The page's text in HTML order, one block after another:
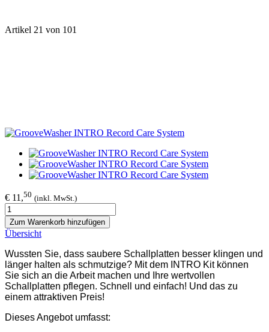
Artikel 21 von 101
€ 11,50 (inkl. MwSt.)
Zum Warenkorb hinzufügen
Übersicht
Wussten Sie, dass saubere Schallplatten besser klingen und
länger halten als schmutzige? Mit dem INTRO Kit können
Sie sich an die Arbeit machen und Ihre wertvollen
Schallplatten pflegen. Schnell und einfach! Und das zu
einem attraktiven Preis!
Dieses Angebot umfasst: